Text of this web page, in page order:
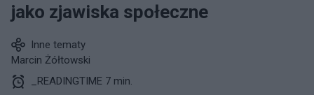
jako zjawiska społeczne
Inne tematy
Marcin Żółtowski
_READINGTIME 7 min.